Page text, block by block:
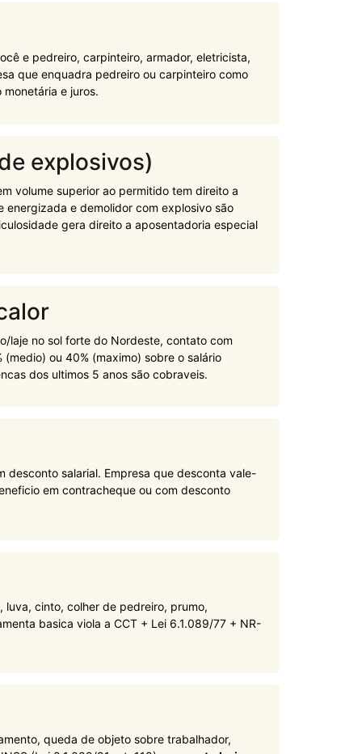
e pedreiro, carpinteiro, armador, eletricista,
que enquadra pedreiro ou carpinteiro como
e juros.
explosivos)
volume superior ao permitido tem direito a
e demolidor com explosivo são
gera direito a aposentadoria especial
laje no sol forte do Nordeste, contato com
ou 40% (maximo) sobre o salário
dos ultimos 5 anos são cobraveis.
desconto salarial. Empresa que desconta vale-
em contracheque ou com desconto
cinto, colher de pedreiro, prumo,
basica viola a CCT + Lei 6.1.089/77 + NR-
queda de objeto sobre trabalhador,